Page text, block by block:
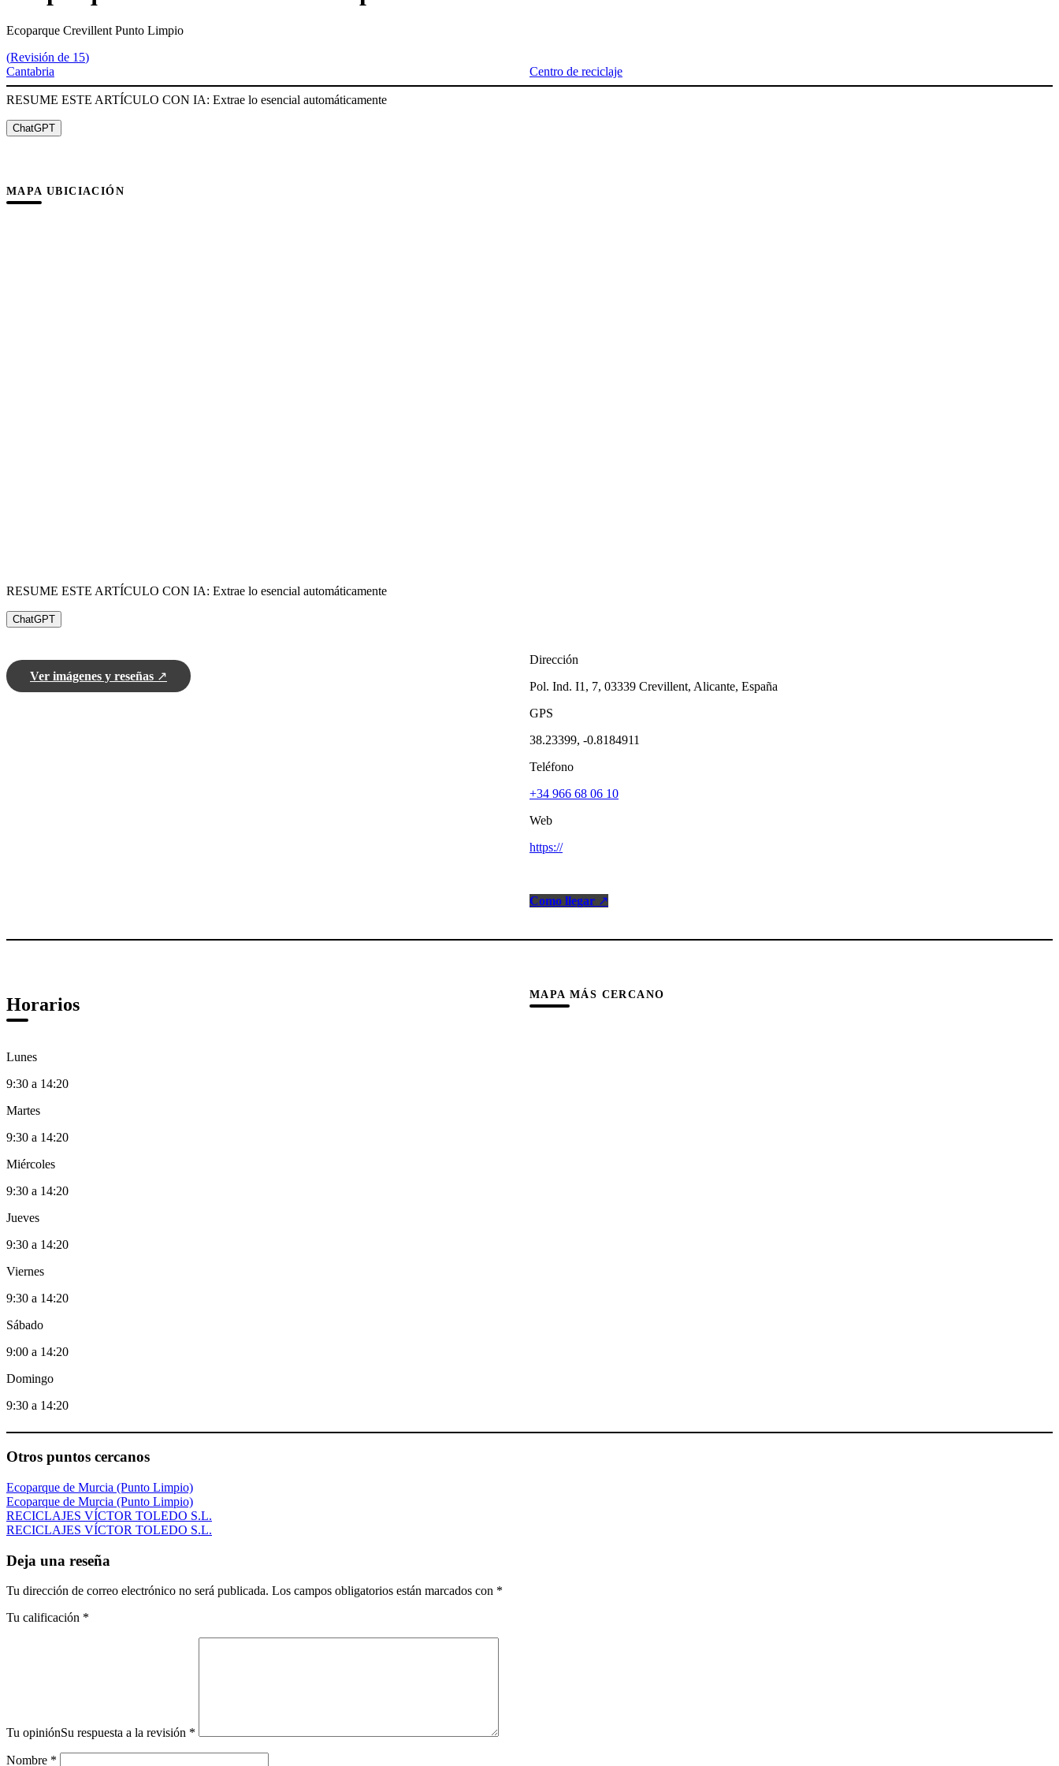
Ecoparque Crevillent Punto Limpio
(Revisión de 15)
Cantabria
Centro de reciclaje
RESUME ESTE ARTÍCULO CON IA: Extrae lo esencial automáticamente
ChatGPT
MAPA UBICIACIÓN
RESUME ESTE ARTÍCULO CON IA: Extrae lo esencial automáticamente
ChatGPT
Ver imágenes y reseñas ↗
Dirección
Pol. Ind. I1, 7, 03339 Crevillent, Alicante, España
GPS
38.23399, -0.8184911
Teléfono
+34 966 68 06 10
Web
https://
Como llegar ↗
Horarios
Lunes
9:30 a 14:20
Martes
9:30 a 14:20
Miércoles
9:30 a 14:20
Jueves
9:30 a 14:20
Viernes
9:30 a 14:20
Sábado
9:00 a 14:20
Domingo
9:30 a 14:20
MAPA MÁS CERCANO
Otros puntos cercanos
Ecoparque de Murcia (Punto Limpio)
Ecoparque de Murcia (Punto Limpio)
RECICLAJES VÍCTOR TOLEDO S.L.
RECICLAJES VÍCTOR TOLEDO S.L.
Deja una reseña
Tu dirección de correo electrónico no será publicada. Los campos obligatorios están marcados con *
Tu calificación *
Tu opiniónSu respuesta a la revisión *
Nombre *